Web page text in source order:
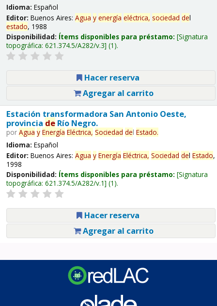
Idioma: Español
Editor: Buenos Aires: Agua y energía eléctrica, sociedad del
estado, 1988
Disponibilidad: Ítems disponibles para préstamo: Signatura
topográfica: 621.374.5/A282/v.3 (1).
Hacer reserva
Agregar al carrito
Estación transformadora San Antonio Oeste,
provincia deRío Negro.
por Agua y Energía Eléctrica, Sociedad del Estado.
Idioma: Español
Editor: Buenos Aires: Agua y Energía Eléctrica, Sociedad del Estado,
1998
Disponibilidad: Ítems disponibles para préstamo: Signatura
topográfica: 621.374.5/A282/v.1 (1).
Hacer reserva
Agregar al carrito